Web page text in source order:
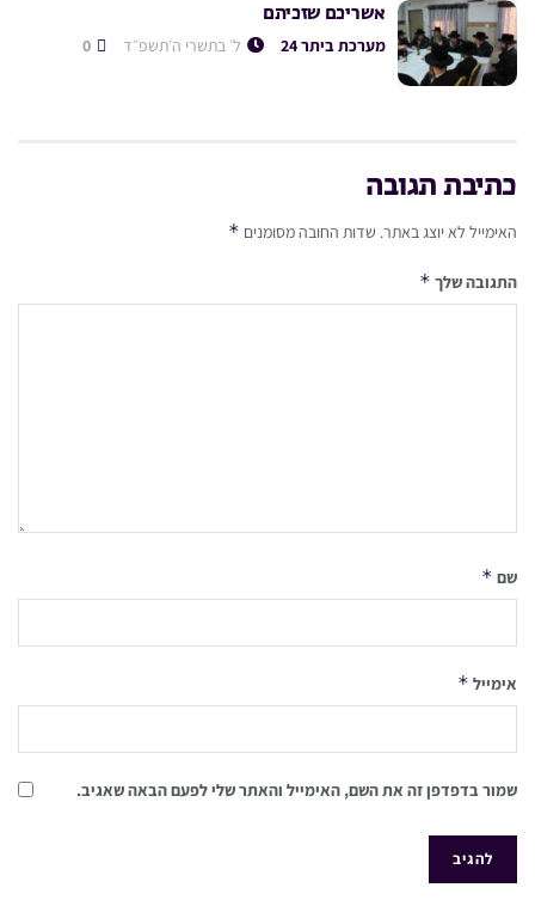
אשריכם שזכיתם
מערכת ביתר 24 ל׳ בתשרי ה׳תשפ״ד
כתיבת תגובה
האימייל לא יוצג באתר. שדות החובה מסומנים *
התגובה שלך *
שם *
אימייל *
שמור בדפדפן זה את השם, האימייל והאתר שלי לפעם הבאה שאגיב.